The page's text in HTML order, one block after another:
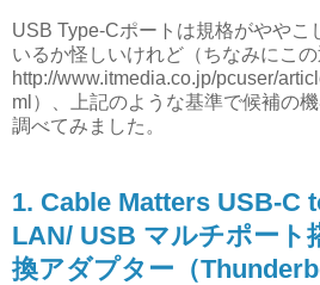
USB Type-Cポートは規格がややこ
いるか怪しいけれど（ちなみにこの
http://www.itmedia.co.jp/pcuser/
ml）、上記のような基準で候補の
調べてみました。
1. Cable Matters USB-C
LAN/ USB マルチポート
換アダプター（